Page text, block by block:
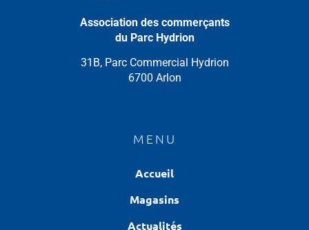
Association des commerçants
du Parc Hydrion
31B, Parc Commercial Hydrion
6700 Arlon
MENU
Accueil
Magasins
Actualités